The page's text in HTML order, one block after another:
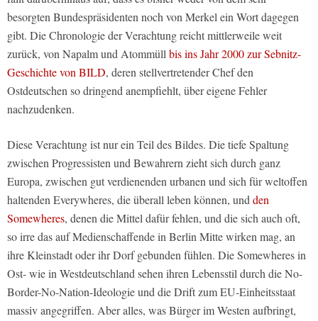
besorgten Bundespräsidenten noch von Merkel ein Wort dagegen
gibt. Die Chronologie der Verachtung reicht mittlerweile weit
zurück, von Napalm und Atommüll bis ins Jahr 2000 zur Sebnitz-
Geschichte von BILD, deren stellvertretender Chef den
Ostdeutschen so dringend anempfiehlt, über eigene Fehler
nachzudenken.
Diese Verachtung ist nur ein Teil des Bildes. Die tiefe Spaltung
zwischen Progressisten und Bewahrern zieht sich durch ganz
Europa, zwischen gut verdienenden urbanen und sich für weltoffen
haltenden Everywheres, die überall leben können, und den
Somewheres, denen die Mittel dafür fehlen, und die sich auch oft,
so irre das auf Medienschaffende in Berlin Mitte wirken mag, an
ihre Kleinstadt oder ihr Dorf gebunden fühlen. Die Somewheres in
Ost- wie in Westdeutschland sehen ihren Lebensstil durch die No-
Border-No-Nation-Ideologie und die Drift zum EU-Einheitsstaat
massiv angegriffen. Aber alles, was Bürger im Westen aufbringt,